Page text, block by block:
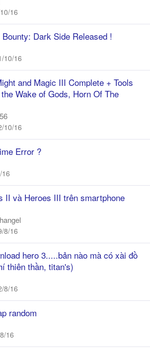
16
Dark Side Released !
10/16
and Magic III Complete + Tools
Wake of Gods, Horn Of The
10/16
Error ?
16
II và Heroes III trên smartphone
8/16
hero 3.....bản nào mà có xài đồ
thiên thần, titan's)
8/16
random
16